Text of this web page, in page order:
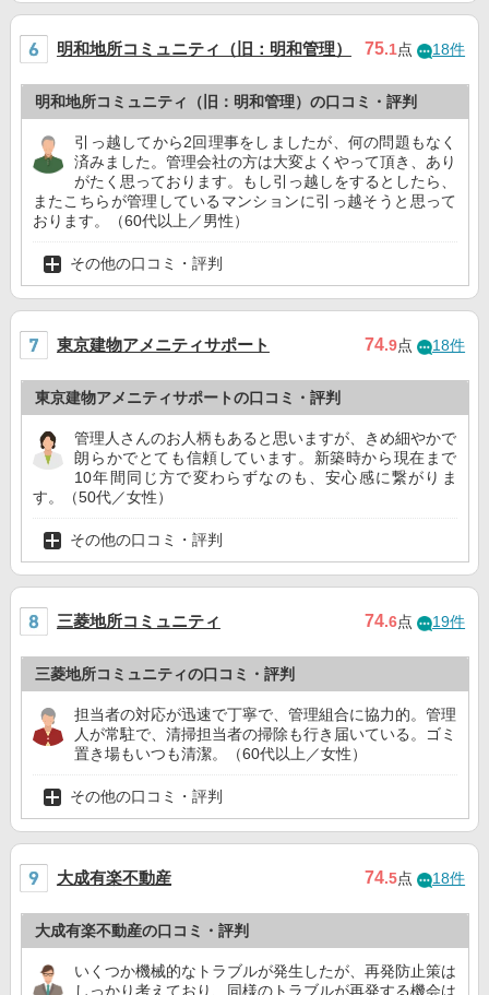
明和地所コミュニティ（旧：明和管理） 75.1点 18件
明和地所コミュニティ（旧：明和管理）の口コミ・評判
引っ越してから2回理事をしましたが、何の問題もなく
済みました。管理会社の方は大変よくやって頂き、あり
がたく思っております。もし引っ越しをするとしたら、
またこちらが管理しているマンションに引っ越そうと思って
おります。（60代以上／男性）
その他の口コミ・評判
東京建物アメニティサポート 74.9点 18件
東京建物アメニティサポートの口コミ・評判
管理人さんのお人柄もあると思いますが、きめ細やかで
朗らかでとても信頼しています。新築時から現在まで
10年間同じ方で変わらずなのも、安心感に繋がりま
す。（50代／女性）
その他の口コミ・評判
三菱地所コミュニティ 74.6点 19件
三菱地所コミュニティの口コミ・評判
担当者の対応が迅速で丁寧で、管理組合に協力的。管理
人が常駐で、清掃担当者の掃除も行き届いている。ゴミ
置き場もいつも清潔。（60代以上／女性）
その他の口コミ・評判
大成有楽不動産 74.5点 18件
大成有楽不動産の口コミ・評判
いくつか機械的なトラブルが発生したが、再発防止策は
しっかり考えており、同様のトラブルが再発する機会は